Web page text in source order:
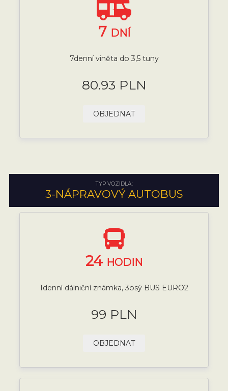
7 DNÍ
7denní viněta do 3,5 tuny
80.93 PLN
OBJEDNAT
TYP VOZIDLA:
3-NÁPRAVOVÝ AUTOBUS
24 HODIN
1denní dálniční známka, 3osý BUS EURO2
99 PLN
OBJEDNAT